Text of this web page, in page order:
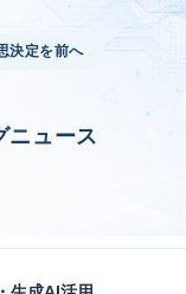
決定を前へ
ニュース